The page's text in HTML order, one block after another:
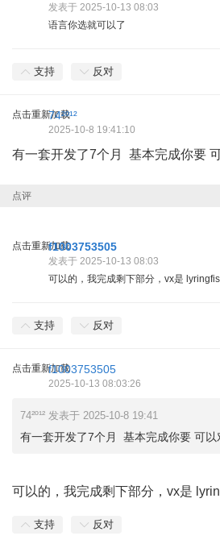
发表于 2025-10-13 08:03
语言你选就可以了
支持 反对
点击重新加载
74²º¹²
2025-10-8 19:41:10
有一套开发了7个月 基本完成你要
点评
点击重新加载f1003753505
发表于 2025-10-13 08:03
可以的，我完成剩下部分，vx是
支持 反对
点击重新加载f1003753505
2025-10-13 08:03:26
74²º¹² 发表于 2025-10-8 19:41
有一套开发了7个月 基本完成你要 可以
可以的，我完成剩下部分，vx是
支持 反对